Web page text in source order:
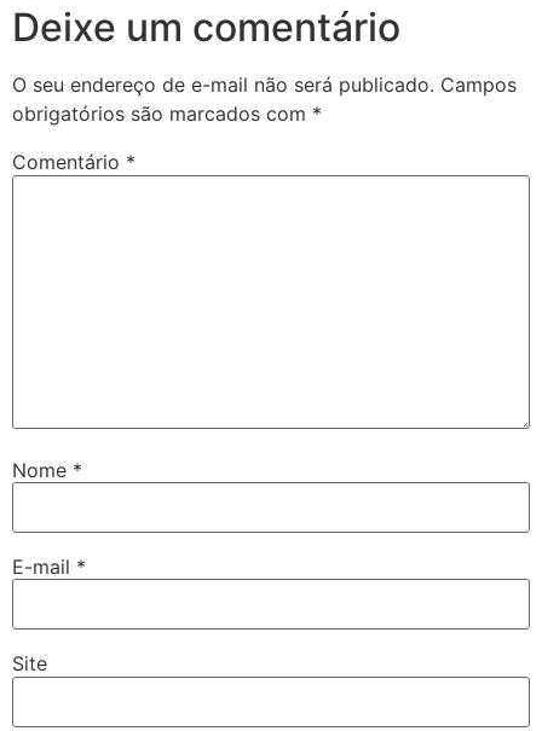
Deixe um comentário
O seu endereço de e-mail não será publicado. Campos
obrigatórios são marcados com *
Comentário *
Nome *
E-mail *
Site